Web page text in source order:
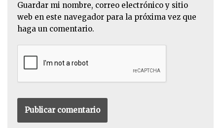
Guardar mi nombre, correo electrónico y sitio
web en este navegador para la próxima vez que
haga un comentario.